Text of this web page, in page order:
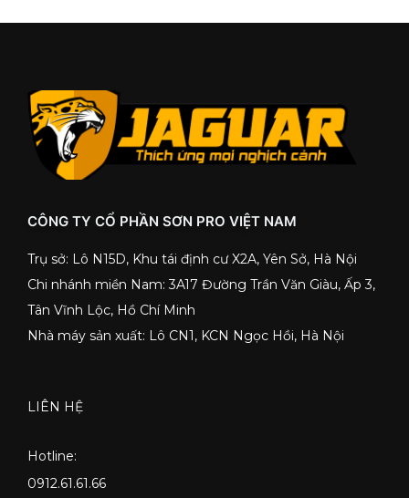
CÔNG TY CỔ PHẦN SƠN PRO VIỆT NAM
Trụ sở: Lô N15D, Khu tái định cư X2A, Yên Sở, Hà Nội
Chi nhánh miền Nam: 3A17 Đường Trần Văn Giàu, Ấp 3,
Tân Vĩnh Lộc, Hồ Chí Minh
Nhà máy sản xuất: Lô CN1, KCN Ngọc Hồi, Hà Nội
LIÊN HỆ
Hotline:
0912.61.61.66